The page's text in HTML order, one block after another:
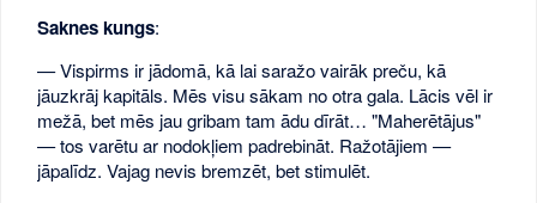
Saknes kungs:
— Vispirms ir jādomā, kā lai saražo vairāk preču, kā
jāuzkrāj kapitāls. Mēs visu sākam no otra gala. Lācis vēl ir
mežā, bet mēs jau gribam tam ādu dīrāt… "Maherētājus"
— tos varētu ar nodokļiem padrebināt. Ražotājiem —
jāpalīdz. Vajag nevis bremzēt, bet stimulēt.